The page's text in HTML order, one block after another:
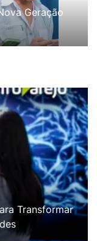
Geração
Transformar